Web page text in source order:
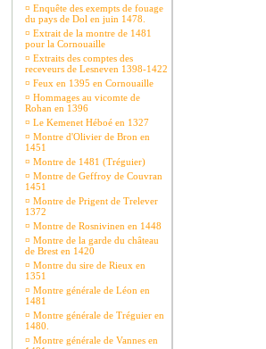
¤ Enquête des exempts de fouage
du pays de Dol en juin 1478.
¤ Extrait de la montre de 1481
pour la Cornouaille
¤ Extraits des comptes des
receveurs de Lesneven 1398-1422
¤ Feux en 1395 en Cornouaille
¤ Hommages au vicomte de
Rohan en 1396
¤ Le Kemenet Héboé en 1327
¤ Montre d'Olivier de Bron en
1451
¤ Montre de 1481 (Tréguier)
¤ Montre de Geffroy de Couvran
1451
¤ Montre de Prigent de Trelever
1372
¤ Montre de Rosnivinen en 1448
¤ Montre de la garde du château
de Brest en 1420
¤ Montre du sire de Rieux en
1351
¤ Montre générale de Léon en
1481
¤ Montre générale de Tréguier en
1480.
¤ Montre générale de Vannes en